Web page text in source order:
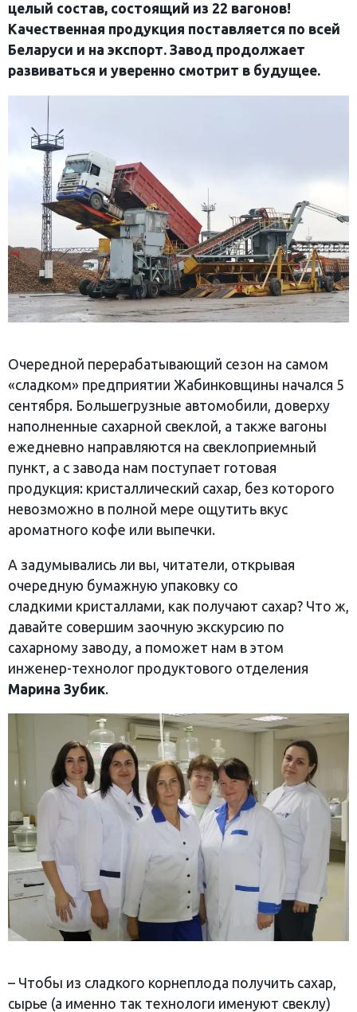
целый состав, состоящий из 22 вагонов!
Качественная продукция поставляется по всей
Беларуси и на экспорт. Завод продолжает
развиваться и уверенно смотрит в будущее.
Очередной перерабатывающий сезон на самом
«сладком» предприятии Жабинковщины начался 5
сентября. Большегрузные автомобили, доверху
наполненные сахарной свеклой, а также вагоны
ежедневно направляются на свеклоприемный
пункт, а с завода нам поступает готовая
продукция: кристаллический сахар, без которого
невозможно в полной мере ощутить вкус
ароматного кофе или выпечки.
А задумывались ли вы, читатели, открывая
очередную бумажную упаковку со
сладкими кристаллами, как получают сахар? Что ж,
давайте совершим заочную экскурсию по
сахарному заводу, а поможет нам в этом
инженер-технолог продуктового отделения
Марина Зубик.
– Чтобы из сладкого корнеплода получить сахар,
сырье (а именно так технологи именуют свеклу)